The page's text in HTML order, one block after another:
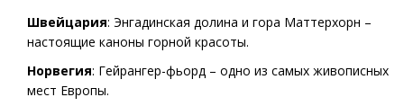
Швейцария: Энгадинская долина и гора Маттерхорн –
настоящие каноны горной красоты.
Норвегия: Гейрангер-фьорд – одно из самых живописных
мест Европы.